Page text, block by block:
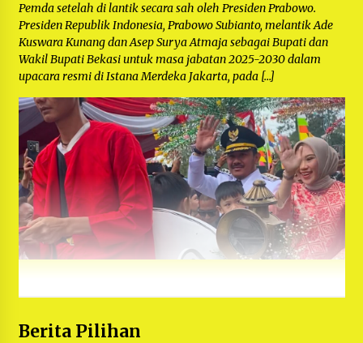
Pemda setelah di lantik secara sah oleh Presiden Prabowo.
Presiden Republik Indonesia, Prabowo Subianto, melantik Ade
Kuswara Kunang dan Asep Surya Atmaja sebagai Bupati dan
Wakil Bupati Bekasi untuk masa jabatan 2025-2030 dalam
upacara resmi di Istana Merdeka Jakarta, pada […]
Berita Pilihan